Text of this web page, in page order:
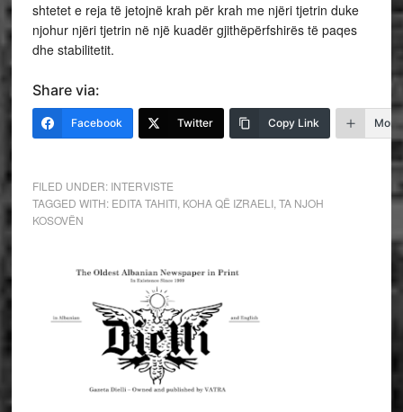
shtetet e reja të jetojnë krah për krah me njëri tjetrin duke
njohur njëri tjetrin në një kuadër gjithëpërfshirës të paqes
dhe stabilitetit.
Share via:
Facebook Twitter Copy Link More
FILED UNDER: INTERVISTE
TAGGED WITH: EDITA TAHITI, KOHA QË IZRAELI, TA NJOH
KOSOVËN